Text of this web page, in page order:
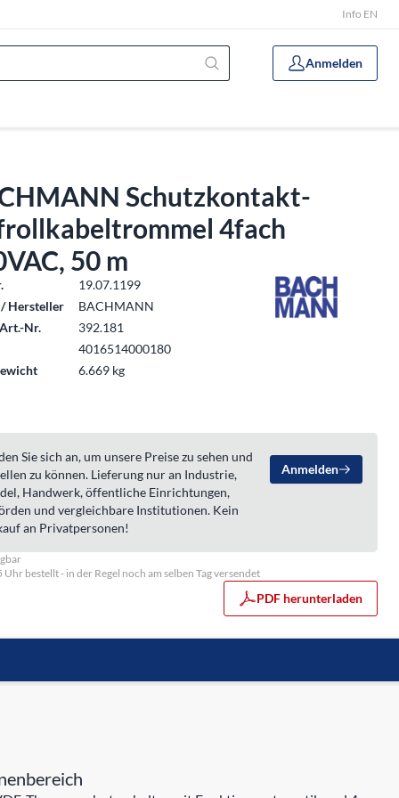
Info EN
Anmelden
Schutzkontakt-
4fach
50 m
19.07.1199
Hersteller
BACHMANN
Nr.
392.181
4016514000180
6.669 kg
Sie sich an, um unsere Preise zu sehen und
zu können. Lieferung nur an Industrie,
Handwerk, öffentliche Einrichtungen,
und vergleichbare Institutionen. Kein
an Privatpersonen!
Anmelden
Uhr bestellt - in der Regel noch am selben Tag versendet
PDF herunterladen